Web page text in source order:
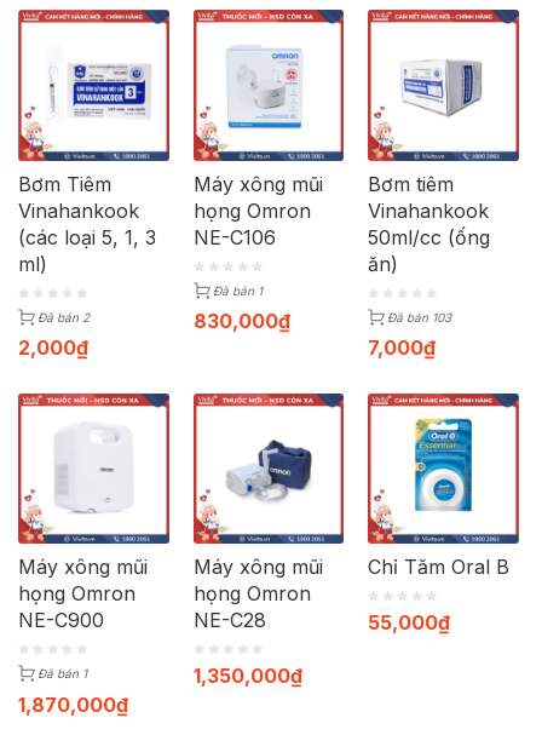
Bơm Tiêm
Vinahankook
(các loại 5, 1, 3
ml)
Đã bán 2
2,000₫
Máy xông mũi
họng Omron
NE-C106
Đã bán 1
830,000₫
Bơm tiêm
Vinahankook
50ml/cc (ống
ăn)
Đã bán 103
7,000₫
Máy xông mũi
họng Omron
NE-C900
Đã bán 1
1,870,000₫
Máy xông mũi
họng Omron
NE-C28
1,350,000₫
Chỉ Tăm Oral B
55,000₫